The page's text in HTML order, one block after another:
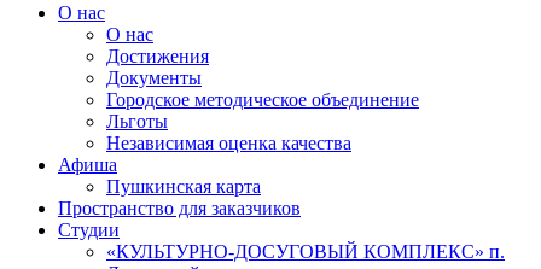
О нас
О нас
Достижения
Документы
Городское методическое объединение
Льготы
Независимая оценка качества
Афиша
Пушкинская карта
Пространство для заказчиков
Студии
«КУЛЬТУРНО-ДОСУГОВЫЙ КОМПЛЕКС» п.